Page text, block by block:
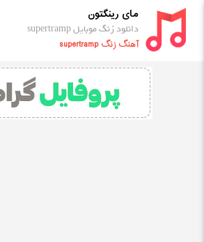
مای رینگتون
دانلود زنگ موبایل supertramp
آهنگ زنگ supertramp